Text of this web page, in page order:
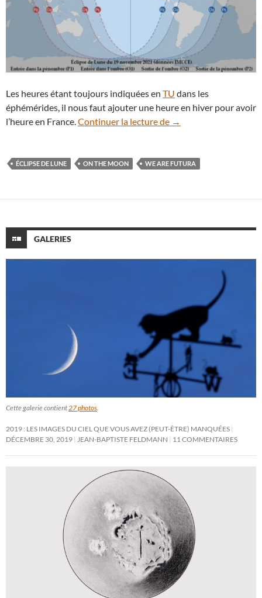
Les heures étant toujours indiquées en TU dans les
éphémérides, il nous faut ajouter une heure en hiver pour avoir
l’heure en France.Continuer la lecture de Éclipse de Lune du
→
ÉCLIPSE DE LUNE ON THE MOON WE ARE FUTURA
GALERIES
Cette galerie contient 27 photos
2019 : LES IMAGES DU CIEL QUE VOUS AVEZ (PEUT-ÊTRE) MANQUÉES
DÉCEMBRE 30, 2019
JEAN-BAPTISTE FELDMANN 11 COMMENTAIRES